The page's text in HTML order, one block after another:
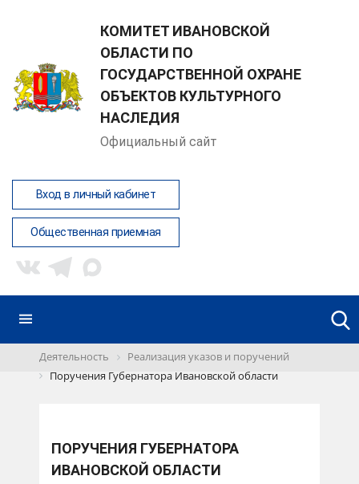
КОМИТЕТ ИВАНОВСКОЙ
ОБЛАСТИ ПО
ГОСУДАРСТВЕННОЙ ОХРАНЕ
ОБЪЕКТОВ КУЛЬТУРНОГО
НАСЛЕДИЯ
Официальный сайт
Вход в личный кабинет
Общественная приемная
Деятельность
Реализация указов и поручений
Поручения Губернатора Ивановской области
ПОРУЧЕНИЯ ГУБЕРНАТОРА
ИВАНОВСКОЙ ОБЛАСТИ